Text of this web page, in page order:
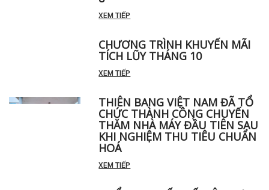
HỘI NGHỊ KINH DOANH THÁNG
XEM TIẾP
CHƯƠNG TRÌNH KHUYẾN MÃI
XEM TIẾP
THIÊN BANG VIỆT NAM ĐÃ TỔ
CHỨC THÀNH CÔNG CHUYẾN
THĂM NHÀ MÁY ĐẦU TIÊN SAU
KHI NGHIỆM THU TIÊU CHUẨN